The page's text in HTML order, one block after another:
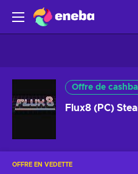
Offre de
Flux8 (PC)
OFFRE EN VEDETTE